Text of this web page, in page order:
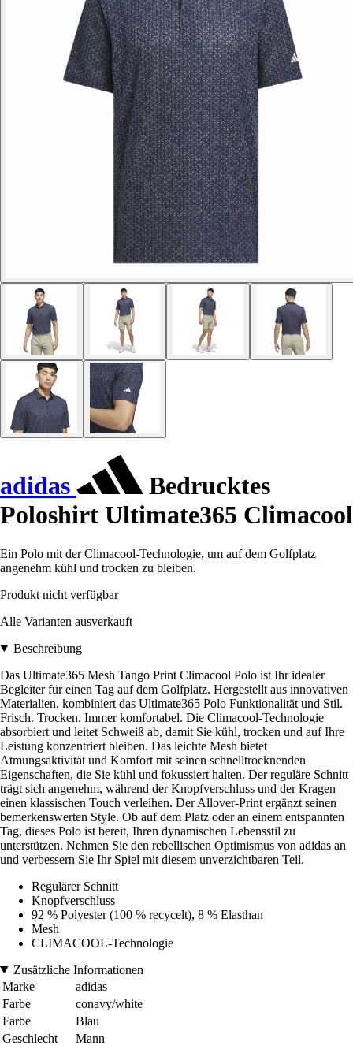
adidas
Bedrucktes
Poloshirt Ultimate365 Climacool
Ein Polo mit der Climacool-Technologie, um auf dem Golfplatz
angenehm kühl und trocken zu bleiben.
Produkt nicht verfügbar
Alle Varianten ausverkauft
Beschreibung
Das Ultimate365 Mesh Tango Print Climacool Polo ist Ihr idealer
Begleiter für einen Tag auf dem Golfplatz. Hergestellt aus innovativen
Materialien, kombiniert das Ultimate365 Polo Funktionalität und Stil.
Frisch. Trocken. Immer komfortabel. Die Climacool-Technologie
absorbiert und leitet Schweiß ab, damit Sie kühl, trocken und auf Ihre
Leistung konzentriert bleiben. Das leichte Mesh bietet
Atmungsaktivität und Komfort mit seinen schnelltrocknenden
Eigenschaften, die Sie kühl und fokussiert halten. Der reguläre Schnitt
trägt sich angenehm, während der Knopfverschluss und der Kragen
einen klassischen Touch verleihen. Der Allover-Print ergänzt seinen
bemerkenswerten Style. Ob auf dem Platz oder an einem entspannten
Tag, dieses Polo ist bereit, Ihren dynamischen Lebensstil zu
unterstützen. Nehmen Sie den rebellischen Optimismus von adidas an
und verbessern Sie Ihr Spiel mit diesem unverzichtbaren Teil.
Regulärer Schnitt
Knopfverschluss
92 % Polyester (100 % recycelt), 8 % Elasthan
Mesh
CLIMACOOL-Technologie
Zusätzliche Informationen
Marke
adidas
Farbe
conavy/white
Farbe
Blau
Geschlecht
Mann